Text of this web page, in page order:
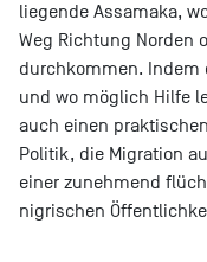
liegende Assamaka,
Weg Richtung Norden
durchkommen. Indem
und wo möglich Hilfe
auch einen
Politik, die Migration
einer zunehmend
nigrischen